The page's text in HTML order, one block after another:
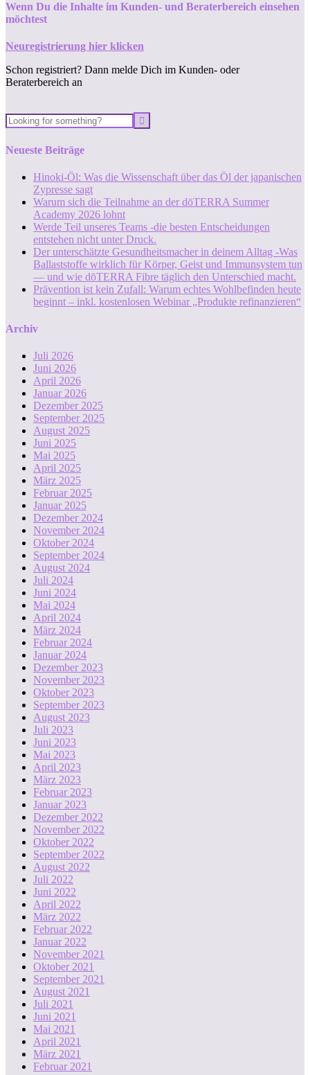
Wenn Du die Inhalte im Kunden- und Beraterbereich einsehen
möchtest
Neuregistrierung hier klicken
Schon registriert? Dann melde Dich im Kunden- oder
Beraterbereich an
Neueste Beiträge
Hinoki-Öl: Was die Wissenschaft über das Öl der japanischen
Zypresse sagt
Warum sich die Teilnahme an der dōTERRA Summer
Academy 2026 lohnt
Werde Teil unseres Teams -die besten Entscheidungen
entstehen nicht unter Druck.
Der unterschätzte Gesundheitsmacher in deinem Alltag -Was
Ballaststoffe wirklich für Körper, Geist und Immunsystem tun
— und wie dōTERRA Fibre täglich den Unterschied macht.
Prävention ist kein Zufall: Warum echtes Wohlbefinden heute
beginnt – inkl. kostenlosen Webinar „Produkte refinanzieren“
Archiv
Juli 2026
Juni 2026
April 2026
Januar 2026
Dezember 2025
September 2025
August 2025
Juni 2025
Mai 2025
April 2025
März 2025
Februar 2025
Januar 2025
Dezember 2024
November 2024
Oktober 2024
September 2024
August 2024
Juli 2024
Juni 2024
Mai 2024
April 2024
März 2024
Februar 2024
Januar 2024
Dezember 2023
November 2023
Oktober 2023
September 2023
August 2023
Juli 2023
Juni 2023
Mai 2023
April 2023
März 2023
Februar 2023
Januar 2023
Dezember 2022
November 2022
Oktober 2022
September 2022
August 2022
Juli 2022
Juni 2022
April 2022
März 2022
Februar 2022
Januar 2022
November 2021
Oktober 2021
September 2021
August 2021
Juli 2021
Juni 2021
Mai 2021
April 2021
März 2021
Februar 2021